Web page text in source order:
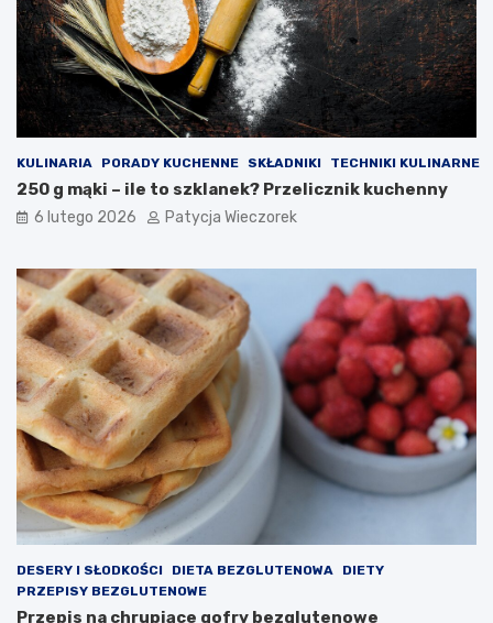
KULINARIA PORADY KUCHENNE SKŁADNIKI TECHNIKI KULINARNE
250 g mąki – ile to szklanek? Przelicznik kuchenny
6 lutego 2026 Patycja Wieczorek
DESERY I SŁODKOŚCI DIETA BEZGLUTENOWA
DIETY
PRZEPISY BEZGLUTENOWE
Przepis na chrupiące gofry bezglutenowe